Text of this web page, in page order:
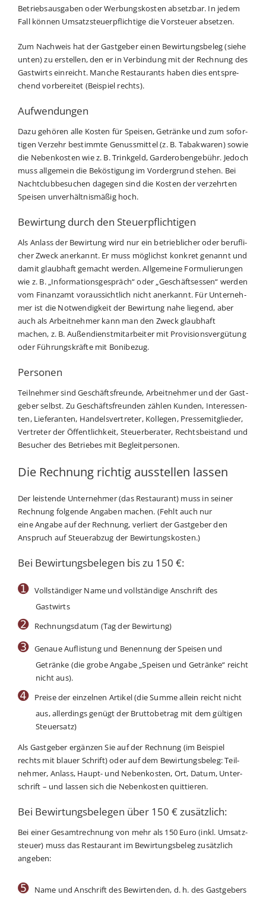
Betriebs­aus­ga­ben oder Wer­bungs­kos­ten absetz­bar. In jedem
Fall kön­nen Umsatz­steu­er­pflich­ti­ge die Vor­steu­er absetzen.
Zum Nach­weis hat der Gast­ge­ber einen Bewir­tungs­be­leg (sie­he
unten) zu erstel­len, den er in Ver­bin­dung mit der Rech­nung des
Gast­wirts ein­reicht. Man­che Restau­rants haben dies ent­spre­
chend vor­be­rei­tet (Bei­spiel rechts).
Aufwendungen
Dazu gehö­ren alle Kos­ten für Spei­sen, Geträn­ke und zum sofor­
ti­gen Ver­zehr bestimm­te Genuss­mit­tel (z. B. Tabak­wa­ren) sowie
die Neben­kos­ten wie z. B. Trink­geld, Gar­de­ro­ben­ge­bühr. Jedoch
muss all­ge­mein die Bekös­ti­gung im Vor­der­grund ste­hen. Bei
Nacht­club­be­su­chen dage­gen sind die Kos­ten der ver­zehr­ten
Spei­sen unver­hält­nis­mä­ßig hoch.
Bewirtung durch den Steuerpflichtigen
Als Anlass der Bewir­tung wird nur ein betrieb­li­cher oder beruf­li­
cher Zweck aner­kannt. Er muss mög­lichst kon­kret genannt und
damit glaub­haft gemacht wer­den. All­ge­mei­ne For­mu­lie­run­gen
wie z. B. „Infor­ma­ti­ons­ge­spräch“ oder „Geschäfts­es­sen“ wer­den
vom Finanz­amt vor­aus­sicht­lich nicht aner­kannt. Für Unter­neh­
mer ist die Not­wen­dig­keit der Bewir­tung nahe lie­gend, aber
auch als Arbeit­neh­mer kann man den Zweck glaub­haft
machen, z. B. Außen­dienst­mit­ar­bei­ter mit Pro­vi­si­ons­ver­gü­tung
oder Füh­rungs­kräf­te mit Bonibezug.
Personen
Teil­neh­mer sind Geschäfts­freun­de, Arbeit­neh­mer und der Gast­
ge­ber selbst. Zu Geschäfts­freun­den zäh­len Kun­den, Inter­es­sen­
ten, Lie­fe­ran­ten, Han­dels­ver­tre­ter, Kol­le­gen, Pres­se­mit­glie­der,
Ver­tre­ter der Öffent­lich­keit, Steu­er­be­ra­ter, Rechts­bei­stand und
Besu­cher des Betrie­bes mit Begleitpersonen.
Die Rechnung richtig ausstellen lassen
Der leis­ten­de Unter­neh­mer (das Restau­rant) muss in sei­ner
Rech­nung fol­gen­de Anga­ben machen. (Fehlt auch nur
eine Anga­be auf der Rech­nung, ver­liert der Gast­ge­ber den
Anspruch auf Steu­er­ab­zug der Bewirtungskosten.)
Bei Bewirtungsbelegen bis zu 150 €:
➊ Voll­stän­di­ger Name und voll­stän­di­ge Anschrift des
Gastwirts
➋ Rech­nungs­da­tum (Tag der Bewirtung)
➌ Genaue Auf­lis­tung und Benen­nung der Spei­sen und
Geträn­ke (die gro­be Anga­be „Spei­sen und Geträn­ke“ reicht
nicht aus).
➍ Prei­se der ein­zel­nen Arti­kel (die Sum­me allein reicht nicht
aus, aller­dings genügt der Brut­to­be­trag mit dem gül­ti­gen
Steuersatz)
Als Gast­ge­ber ergän­zen Sie auf der Rech­nung (im Bei­spiel
rechts mit blau­er Schrift) oder auf dem Bewir­tungs­be­leg: Teil­
neh­mer, Anlass, Haupt- und Neben­kos­ten, Ort, Datum, Unter­
schrift – und las­sen sich die Neben­kos­ten quittieren.
Bei Bewirtungsbelegen über 150 € zusätzlich:
Bei einer Gesamt­rech­nung von mehr als 150 Euro (inkl. Umsatz­
steu­er) muss das Restau­rant im Bewir­tungs­be­leg zusätz­lich
angeben:
➎ Name und Anschrift des Bewir­ten­den, d. h. des Gastgebers